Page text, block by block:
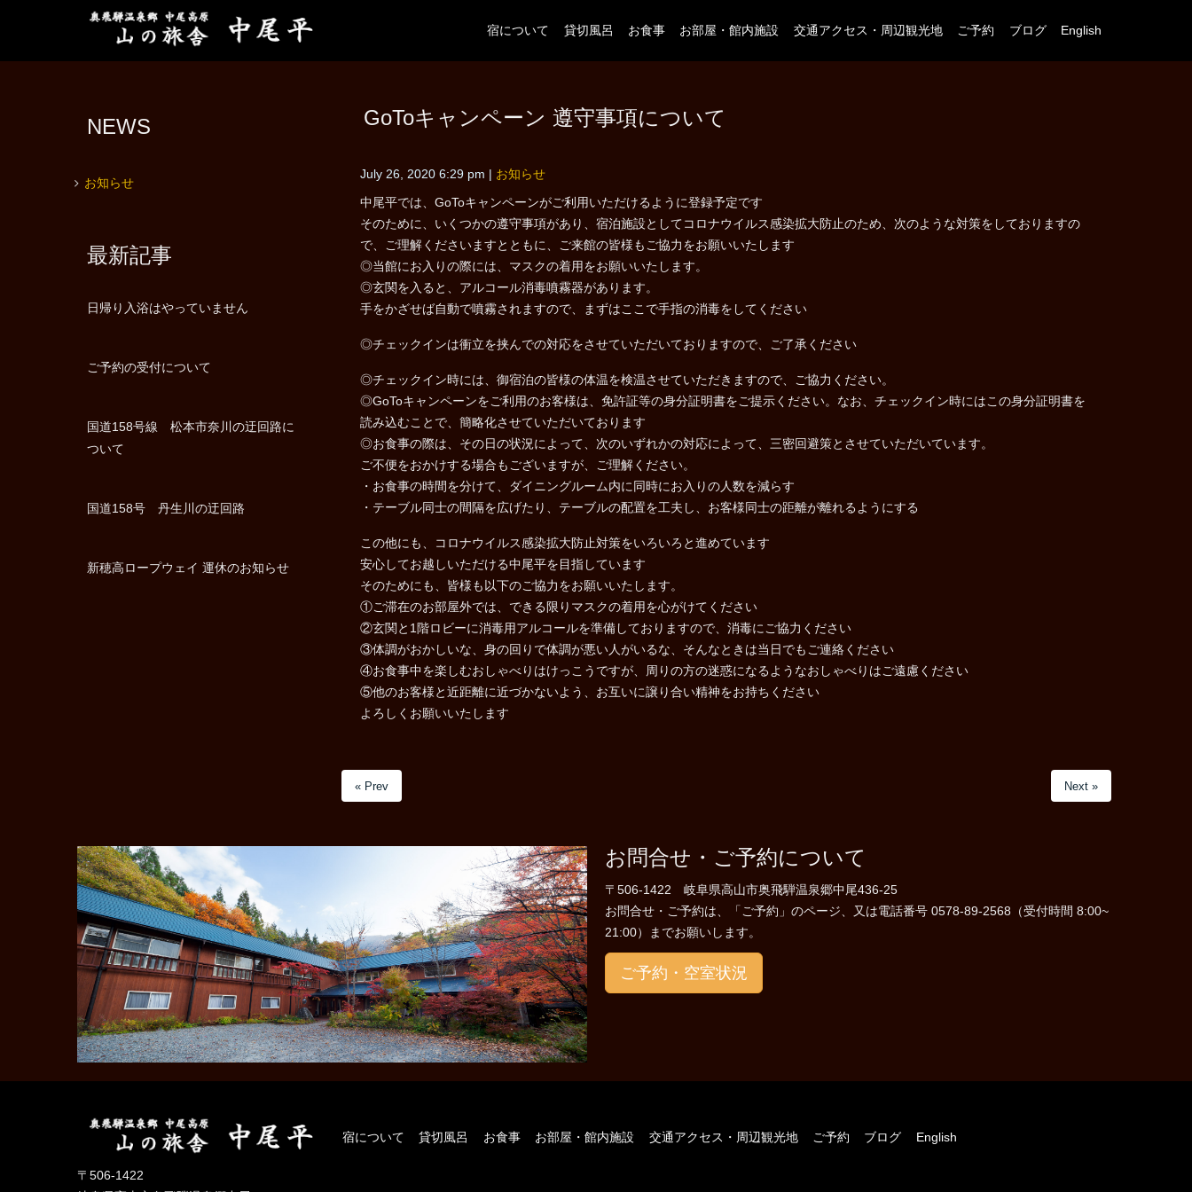
宿について 貸切風呂 お食事 お部屋・館内施設 交通アクセス・周辺観光地 ご予約 ブログ English
GoToキャンペーン 遵守事項について
July 26, 2020 6:29 pm お知らせ
中尾平では、GoToキャンペーンがご利用いただけるように登録予定です
そのために、いくつかの遵守事項があり、宿泊施設としてコロナウイルス感染拡大防止のため、次のような対策をしておりますの
で、ご理解くださいますとともに、ご来館の皆様もご協力をお願いいたします
◎当館にお入りの際には、マスクの着用をお願いいたします。
◎玄関を入ると、アルコール消毒噴霧器があります。
手をかざせば自動で噴霧されますので、まずはここで手指の消毒をしてください
◎チェックインは衝立を挟んでの対応をさせていただいておりますので、ご了承ください
◎チェックイン時には、御宿泊の皆様の体温を検温させていただきますので、ご協力ください。
◎GoToキャンペーンをご利用のお客様は、免許証等の身分証明書をご提示ください。なお、チェックイン時にはこの身分証明書を
読み込むことで、簡略化させていただいております
◎お食事の際は、その日の状況によって、次のいずれかの対応によって、三密回避策とさせていただいています。
ご不便をおかけする場合もございますが、ご理解ください。
・お食事の時間を分けて、ダイニングルーム内に同時にお入りの人数を減らす
・テーブル同士の間隔を広げたり、テーブルの配置を工夫し、お客様同士の距離が離れるようにする
この他にも、コロナウイルス感染拡大防止対策をいろいろと進めています
安心してお越しいただける中尾平を目指しています
そのためにも、皆様も以下のご協力をお願いいたします。
①ご滞在のお部屋外では、できる限りマスクの着用を心がけてください
②玄関と1階ロビーに消毒用アルコールを準備しておりますので、消毒にご協力ください
③体調がおかしいな、身の回りで体調が悪い人がいるな、そんなときは当日でもご連絡ください
④お食事中を楽しむおしゃべりはけっこうですが、周りの方の迷惑になるようなおしゃべりはご遠慮ください
⑤他のお客様と近距離に近づかないよう、お互いに譲り合い精神をお持ちください
よろしくお願いいたします
« Prev Next »
NEWS
お知らせ
最新記事
日帰り入浴はやっていません
ご予約の受付について
国道158号線 松本市奈川の迂回路に
ついて
国道158号 丹生川の迂回路
新穂高ロープウェイ 運休のお知らせ
お問合せ・ご予約について
〒506-1422 岐阜県高山市奥飛騨温泉郷中尾436-25
お問合せ・ご予約は、「ご予約」のページ、又は電話番号 0578-89-2568（受付時間 8:00~
21:00）までお願いします。
ご予約・空室状況
〒506-1422
宿について 貸切風呂 お食事 お部屋・館内施設 交通アクセス・周辺観光地 ご予約 ブログ English